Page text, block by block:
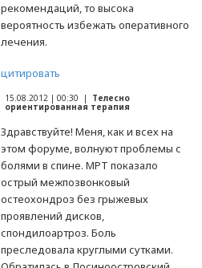
рекомендаций, то высока
вероятность избежать оперативного
лечения.
цитировать
15.08.2012 | 00:30 | Телесно
ориентированная терапия
Здравствуйте! Меня, как и всех на
этом форуме, волнуют проблемы с
болями в спине. МРТ показало
острый межпозвонковый
остеохондроз без грыжевых
проявлений дисков,
спондилоартроз. Боль
преследовала круглыми сутками.